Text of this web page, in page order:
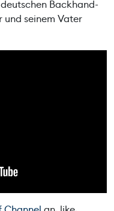
Backhand-
und seinem Vater